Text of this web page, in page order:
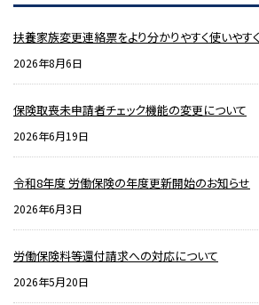
扶養家族変更連絡票をより分かりやすく使いやす
2026年8月6日
保険取喪未申請者チェック機能の変更について
2026年6月19日
令和8年度 労働保険の年度更新開始のお知らせ
2026年6月3日
労働保険料等還付請求への対応について
2026年5月20日